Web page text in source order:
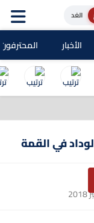
الأخبار المحترفون
في القمة